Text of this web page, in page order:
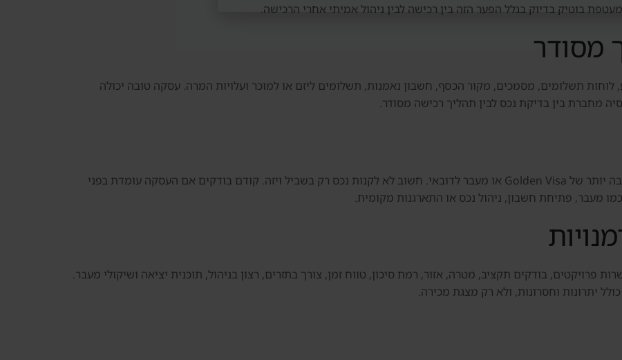
בוטיק בדיוק בגלל הפער הזה בין רכישה לבין ניהול אמיתי אחרי הרכישה.
מסודר
תשלומים, מסמכים, מקור הכסף, חשבון נאמנות, תשלומים ליזם או למוכר ועלויות המרה. עסקה טובה יכולה
מחברת בין בדיקת נכס לבין תהליך רכישה מסודר.
חלק מהמשקיעים בוחנים נכס גם כחלק מתוכנית רחבה יותר של Golden Visa או מעבר לדובאי. חשוב לא לקנות נכס רק בשביל ויזה. קודם בודקים אם העסקה עומדת בפני
מעבר, פתיחת חשבון, ניהול נכס או התארגנות מקומית.
פרויקטים, בודקים תקציב, מטרה, אזור, רמת סיכון, טווח זמן, צורך בתזרים, רצון בניהול, תוכנית יציאה ושיקולי מעבר.
יתרונות וחסרונות, ולא רק מצגת מכירה.